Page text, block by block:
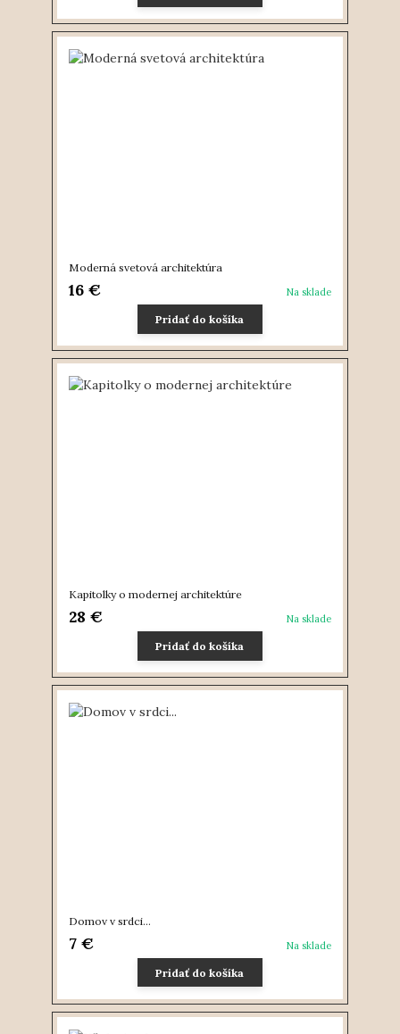
Moderná svetová architektúra
16 € Na sklade
Pridať do košíka
Kapitolky o modernej architektúre
28 € Na sklade
Pridať do košíka
Domov v srdci...
7 € Na sklade
Pridať do košíka